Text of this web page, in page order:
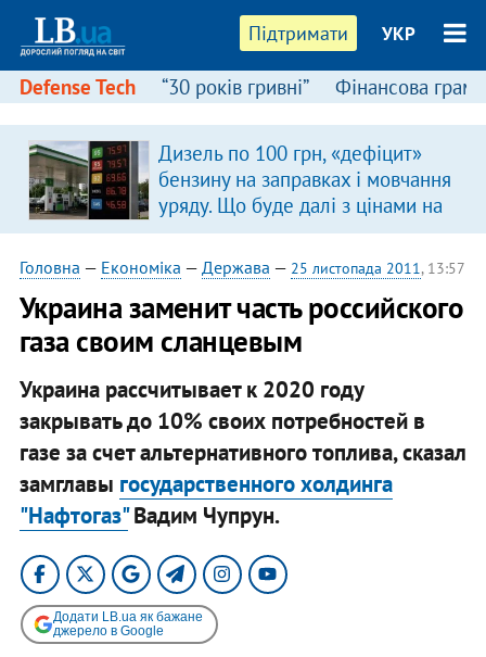
Підтримати УКР
Defense Tech “30 років гривні” Фінансова
Дизель по 100 грн, «дефіцит»
бензину на заправках і мовчання
уряду. Що буде далі з цінами на
пальне?
Головна — Економіка — Держава — 25 листопада 2011, 13:57
Украина зaмeнит часть российского
газа своим сланцевым
Украина рассчитывает к 2020 году
закрывать до 10% своих потребностей в
газе за счет альтернативного топлива, сказал
замглавы государственного холдинга
"Нафтогаз"Вадим Чупрун.
Додати LB.ua як бажане
джерело в Google